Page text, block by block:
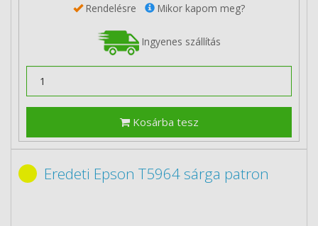
Rendelésre Mikor kapom meg?
Ingyenes szállítás
Kosárba tesz
Eredeti Epson T5964 sárga patron